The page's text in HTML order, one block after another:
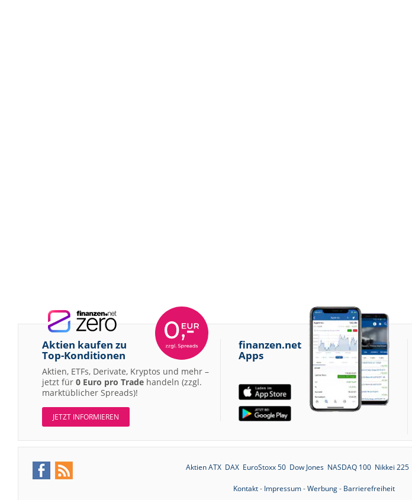
Aktien kaufen zu
Top-Konditionen
Aktien, ETFs, Derivate, Kryptos und mehr –
jetzt für 0 Euro pro Trade handeln (zzgl.
marktüblicher Spreads)!
JETZT INFORMIEREN
finanzen.net
Apps
Aktien ATX DAX EuroStoxx 50 Dow Jones NASDAQ 100 Nikkei 225
Kontakt- Impressum-Werbung- Barrierefreiheit